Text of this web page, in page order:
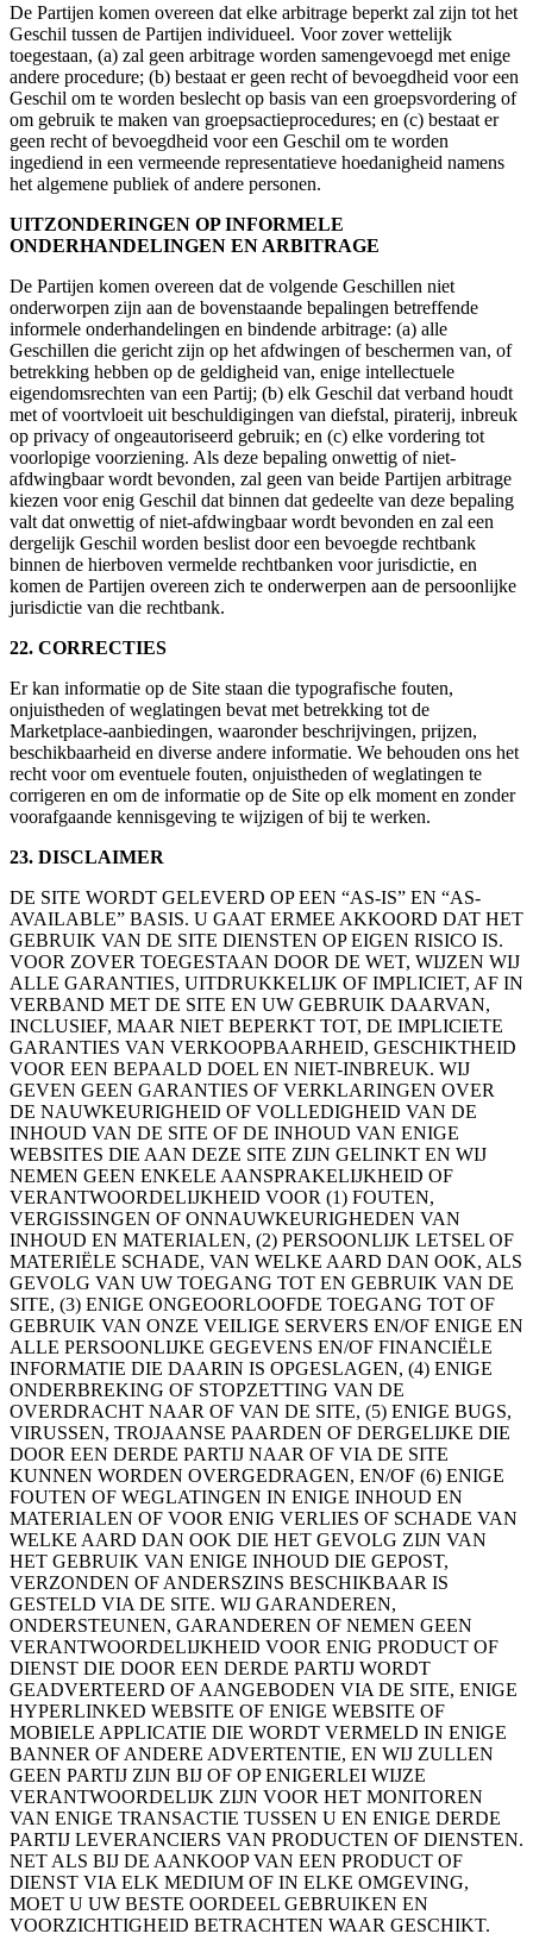
De Partijen komen overeen dat elke arbitrage beperkt zal zijn tot het
Geschil tussen de Partijen individueel. Voor zover wettelijk
toegestaan, (a) zal geen arbitrage worden samengevoegd met enige
andere procedure; (b) bestaat er geen recht of bevoegdheid voor een
Geschil om te worden beslecht op basis van een groepsvordering of
om gebruik te maken van groepsactieprocedures; en (c) bestaat er
geen recht of bevoegdheid voor een Geschil om te worden
ingediend in een vermeende representatieve hoedanigheid namens
het algemene publiek of andere personen.
UITZONDERINGEN OP INFORMELE
ONDERHANDELINGEN EN ARBITRAGE
De Partijen komen overeen dat de volgende Geschillen niet
onderworpen zijn aan de bovenstaande bepalingen betreffende
informele onderhandelingen en bindende arbitrage: (a) alle
Geschillen die gericht zijn op het afdwingen of beschermen van, of
betrekking hebben op de geldigheid van, enige intellectuele
eigendomsrechten van een Partij; (b) elk Geschil dat verband houdt
met of voortvloeit uit beschuldigingen van diefstal, piraterij, inbreuk
op privacy of ongeautoriseerd gebruik; en (c) elke vordering tot
voorlopige voorziening. Als deze bepaling onwettig of niet-
afdwingbaar wordt bevonden, zal geen van beide Partijen arbitrage
kiezen voor enig Geschil dat binnen dat gedeelte van deze bepaling
valt dat onwettig of niet-afdwingbaar wordt bevonden en zal een
dergelijk Geschil worden beslist door een bevoegde rechtbank
binnen de hierboven vermelde rechtbanken voor jurisdictie, en
komen de Partijen overeen zich te onderwerpen aan de persoonlijke
jurisdictie van die rechtbank.
22. CORRECTIES
Er kan informatie op de Site staan die typografische fouten,
onjuistheden of weglatingen bevat met betrekking tot de
Marketplace-aanbiedingen, waaronder beschrijvingen, prijzen,
beschikbaarheid en diverse andere informatie. We behouden ons het
recht voor om eventuele fouten, onjuistheden of weglatingen te
corrigeren en om de informatie op de Site op elk moment en zonder
voorafgaande kennisgeving te wijzigen of bij te werken.
23. DISCLAIMER
DE SITE WORDT GELEVERD OP EEN “AS-IS” EN “AS-
AVAILABLE” BASIS. U GAAT ERMEE AKKOORD DAT HET
GEBRUIK VAN DE SITE DIENSTEN OP EIGEN RISICO IS.
VOOR ZOVER TOEGESTAAN DOOR DE WET, WIJZEN WIJ
ALLE GARANTIES, UITDRUKKELIJK OF IMPLICIET, AF IN
VERBAND MET DE SITE EN UW GEBRUIK DAARVAN,
INCLUSIEF, MAAR NIET BEPERKT TOT, DE IMPLICIETE
GARANTIES VAN VERKOOPBAARHEID, GESCHIKTHEID
VOOR EEN BEPAALD DOEL EN NIET-INBREUK. WIJ
GEVEN GEEN GARANTIES OF VERKLARINGEN OVER
DE NAUWKEURIGHEID OF VOLLEDIGHEID VAN DE
INHOUD VAN DE SITE OF DE INHOUD VAN ENIGE
WEBSITES DIE AAN DEZE SITE ZIJN GELINKT EN WIJ
NEMEN GEEN ENKELE AANSPRAKELIJKHEID OF
VERANTWOORDELIJKHEID VOOR (1) FOUTEN,
VERGISSINGEN OF ONNAUWKEURIGHEDEN VAN
INHOUD EN MATERIALEN, (2) PERSOONLIJK LETSEL OF
MATERIËLE SCHADE, VAN WELKE AARD DAN OOK, ALS
GEVOLG VAN UW TOEGANG TOT EN GEBRUIK VAN DE
SITE, (3) ENIGE ONGEOORLOOFDE TOEGANG TOT OF
GEBRUIK VAN ONZE VEILIGE SERVERS EN/OF ENIGE EN
ALLE PERSOONLIJKE GEGEVENS EN/OF FINANCIËLE
INFORMATIE DIE DAARIN IS OPGESLAGEN, (4) ENIGE
ONDERBREKING OF STOPZETTING VAN DE
OVERDRACHT NAAR OF VAN DE SITE, (5) ENIGE BUGS,
VIRUSSEN, TROJAANSE PAARDEN OF DERGELIJKE DIE
DOOR EEN DERDE PARTIJ NAAR OF VIA DE SITE
KUNNEN WORDEN OVERGEDRAGEN, EN/OF (6) ENIGE
FOUTEN OF WEGLATINGEN IN ENIGE INHOUD EN
MATERIALEN OF VOOR ENIG VERLIES OF SCHADE VAN
WELKE AARD DAN OOK DIE HET GEVOLG ZIJN VAN
HET GEBRUIK VAN ENIGE INHOUD DIE GEPOST,
VERZONDEN OF ANDERSZINS BESCHIKBAAR IS
GESTELD VIA DE SITE. WIJ GARANDEREN,
ONDERSTEUNEN, GARANDEREN OF NEMEN GEEN
VERANTWOORDELIJKHEID VOOR ENIG PRODUCT OF
DIENST DIE DOOR EEN DERDE PARTIJ WORDT
GEADVERTEERD OF AANGEBODEN VIA DE SITE, ENIGE
HYPERLINKED WEBSITE OF ENIGE WEBSITE OF
MOBIELE APPLICATIE DIE WORDT VERMELD IN ENIGE
BANNER OF ANDERE ADVERTENTIE, EN WIJ ZULLEN
GEEN PARTIJ ZIJN BIJ OF OP ENIGERLEI WIJZE
VERANTWOORDELIJK ZIJN VOOR HET MONITOREN
VAN ENIGE TRANSACTIE TUSSEN U EN ENIGE DERDE
PARTIJ LEVERANCIERS VAN PRODUCTEN OF DIENSTEN.
NET ALS BIJ DE AANKOOP VAN EEN PRODUCT OF
DIENST VIA ELK MEDIUM OF IN ELKE OMGEVING,
MOET U UW BESTE OORDEEL GEBRUIKEN EN
VOORZICHTIGHEID BETRACHTEN WAAR GESCHIKT.